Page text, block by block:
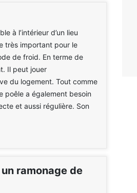
à l’intérieur d’un lieu
très important pour le
de froid. En terme de
Il peut jouer
du logement. Tout comme
poêle a également besoin
et aussi régulière. Son
ramonage de